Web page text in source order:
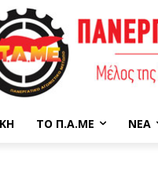
ΤΟ Π.Α.ΜΕ ΝΈΑ